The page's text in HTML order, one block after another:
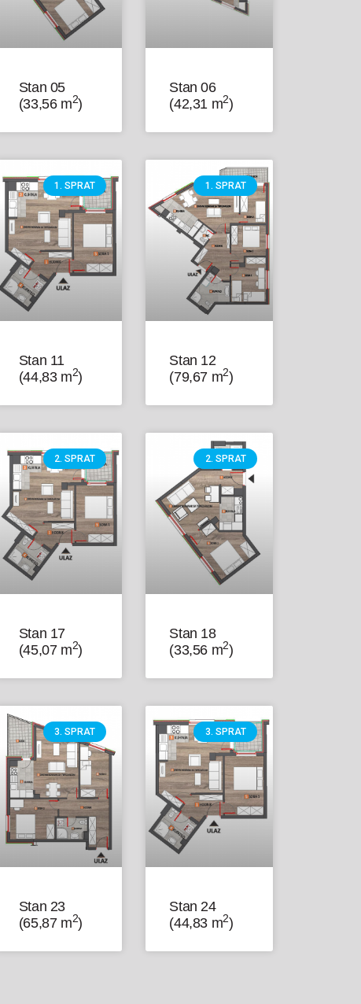
Stan 05
(33,56 m2)
Stan 06
(42,31 m2)
1. SPRAT
Stan 11
(44,83 m2)
1. SPRAT
Stan 12
(79,67 m2)
2. SPRAT
Stan 17
(45,07 m2)
2. SPRAT
Stan 18
(33,56 m2)
3. SPRAT
Stan 23
(65,87 m2)
3. SPRAT
Stan 24
(44,83 m2)